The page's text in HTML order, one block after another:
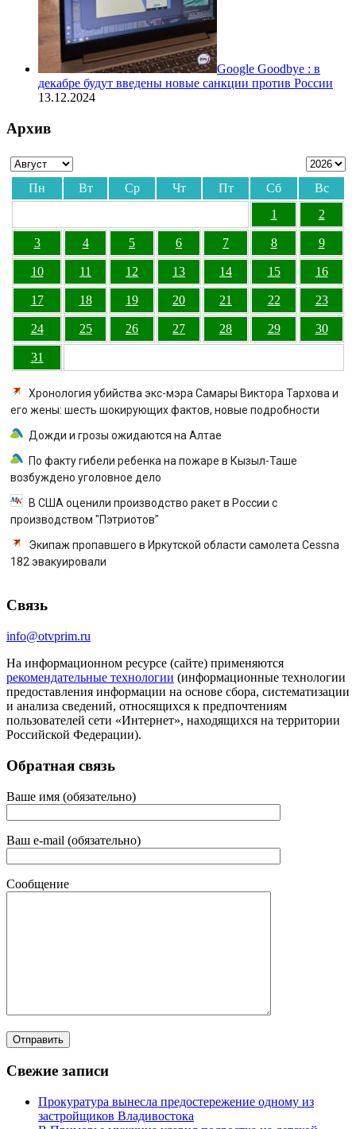
Google Goodbye : в
декабре будут введены новые санкции против России
13.12.2024
Архив
Пн Вт Ср Чт Пт Сб
Вс
1
2
3 4 5 6 7 8 9
10 11 12 13 14 15 16
17 18 19 20 21 22 23
24 25 26 27 28 29 30
31
Хронология убийства экс-мэра Самары Виктора Тархова и
его жены: шесть шокирующих фактов, новые подробности
Дожди и грозы ожидаются на Алтае
По факту гибели ребенка на пожаре в Кызыл-Таше
возбуждено уголовное дело
В США оценили производство ракет в России с
производством "Пэтриотов"
Экипаж пропавшего в Иркутской области самолета Cessna
182 эвакуировали
Связь
info@otvprim.ru
На информационном ресурсе (сайте) применяются
рекомендательные технологии (информационные технологии
предоставления информации на основе сбора, систематизации
и анализа сведений, относящихся к предпочтениям
пользователей сети «Интернет», находящихся на территории
Российской Федерации).
Обратная связь
Ваше имя (обязательно)
Ваш e-mail (обязательно)
Сообщение
Свежие записи
Прокуратура вынесла предостережение одному из
застройщиков Владивостока